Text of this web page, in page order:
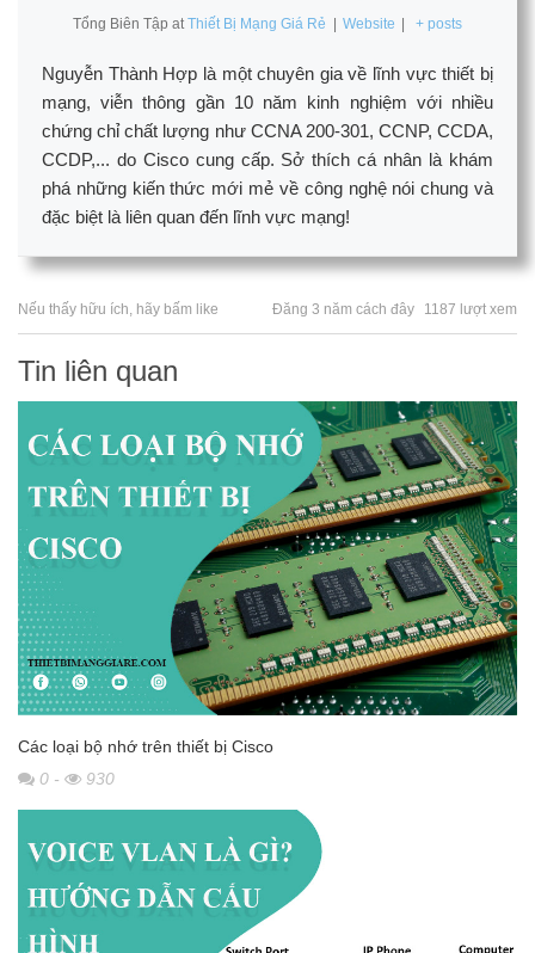
Tổng Biên Tập at Thiết Bị Mạng Giá Rẻ Website + posts
Nguyễn Thành Hợp là một chuyên gia về lĩnh vực thiết bị
mạng, viễn thông gần 10 năm kinh nghiệm với nhiều
chứng chỉ chất lượng như CCNA 200-301, CCNP, CCDA,
CCDP,... do Cisco cung cấp. Sở thích cá nhân là khám
phá những kiến thức mới mẻ về công nghệ nói chung và
đặc biệt là liên quan đến lĩnh vực mạng!
Nếu thấy hữu ích, hãy bấm like Đăng 3 năm cách đây 1187 lượt xem
Tin liên quan
Các loại bộ nhớ trên thiết bị Cisco
0 - 930